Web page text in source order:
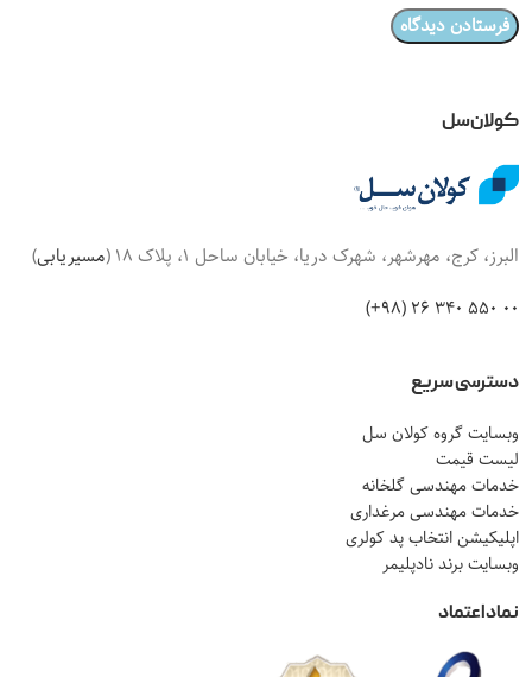
کولان‌سل
البرز، کرج، مهرشهر، شهرک دریا، خیابان ساحل 1، پلاک 18 ( مسیریابی)
00 550 340 26 (98+)
دسترسی سریع
وبسایت گروه کولان سل
لیست قیمت
خدمات مهندسی گلخانه
خدمات مهندسی مرغداری
اپلیکیشن انتخاب پد کولری
وبسایت برند نادپلیمر
نماد اعتماد